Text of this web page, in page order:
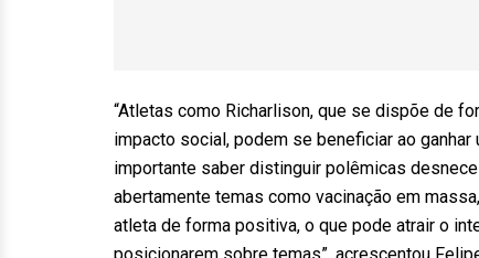
“Atletas como Richarlison, que se dispõe de
impacto social, podem se beneficiar ao
importante saber distinguir polêmicas
abertamente temas como vacinação em
atleta de forma positiva, o que pode atrair o